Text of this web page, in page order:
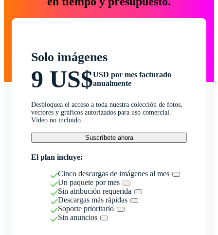
Solo imágenes
9 US$USD por mes facturado
anualmente
Desbloquea el acceso a toda nuestra colección de fotos,
vectores y gráficos autorizados para uso comercial.
Vídeo no incluido.
Suscríbete ahora
El plan incluye:
Cinco descargas de imágenes al mes
Un paquete por mes
Sin atribución requerida
Descargas más rápidas
Soporte prioritario
Sin anuncios